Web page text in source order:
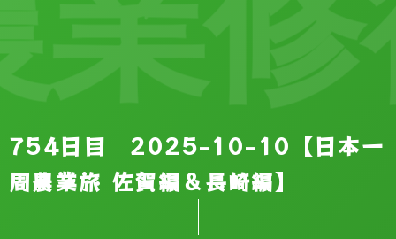
754日目 2025-10-10【日本一
周農業旅 佐賀編＆長崎編】